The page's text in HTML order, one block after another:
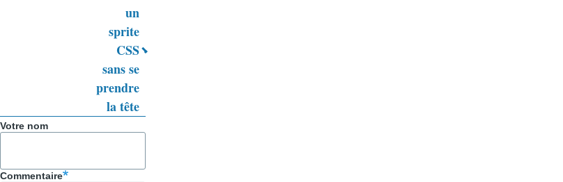
un
sprite
CSS
sans se
prendre
la tête
Votre nom
Commentaire